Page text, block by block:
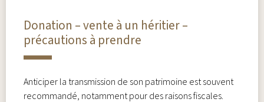
Donation – vente à un héritier –
précautions à prendre
Anticiper la transmission de son patrimoine est souvent
recommandé, notamment pour des raisons fiscales.